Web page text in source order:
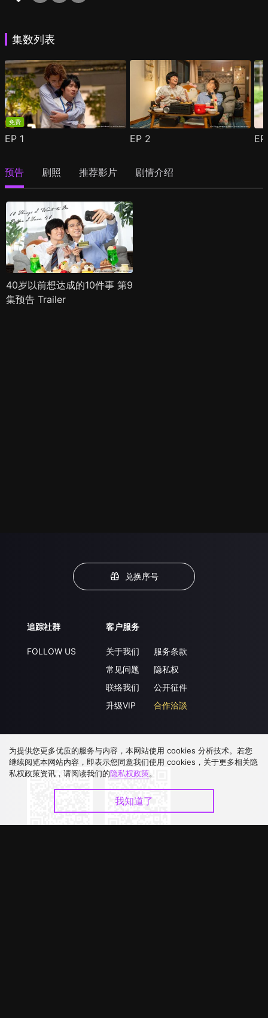
集数列表
免费
EP 1 EP 2
预告 剧照 推荐影片 剧情介绍
40岁以前想达成的10件事 第9
集预告 Trailer
兑换序号
追踪社群
FOLLOW US
客户服务
关于我们
常见问题
联络我们
升级VIP
服务条款
隐私权
公开征件
合作洽談
下载 APP
为提供您更多优质的服务与内容，本网站使用 cookies 分析技术。若您
继续阅览本网站内容，即表示您同意我们使用 cookies，关于更多相关隐
私权政策资讯，请阅读我们的隐私权政策。
我知道了